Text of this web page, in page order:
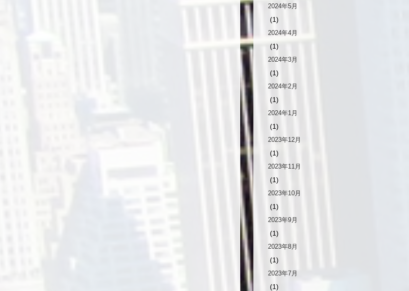
2024年5月
(1)
2024年4月
(1)
2024年3月
(1)
2024年2月
(1)
2024年1月
(1)
2023年12月
(1)
2023年11月
(1)
2023年10月
(1)
2023年9月
(1)
2023年8月
(1)
2023年7月
(1)